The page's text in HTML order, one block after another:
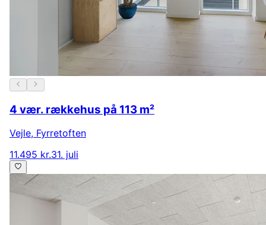
4 vær. rækkehus på 113 m²
Vejle, Fyrretoften
11.495 kr.31. juli